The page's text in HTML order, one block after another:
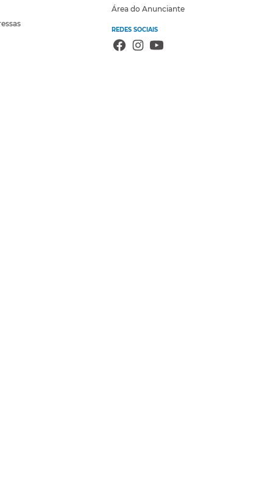
Área do Anunciante
REDES SOCIAIS